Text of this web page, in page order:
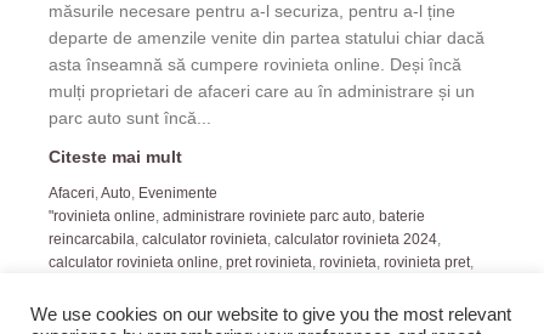
măsurile necesare pentru a-l securiza, pentru a-l ține
departe de amenzile venite din partea statului chiar dacă
asta înseamnă să cumpere rovinieta online. Deși încă
mulți proprietari de afaceri care au în administrare și un
parc auto sunt încă...
Citeste mai mult
Afaceri,Auto, Evenimente
"rovinieta online, administrare roviniete parc auto, baterie
reincarcabila, calculator rovinieta, calculator rovinieta 2024,
calculator rovinieta online, pret rovinieta, rovinieta, rovinieta pret,
We use cookies on our website to give you the most relevant